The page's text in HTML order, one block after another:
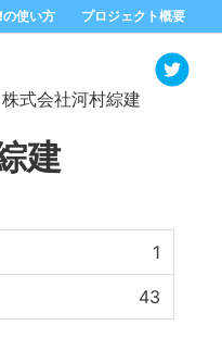
使い方 プロジェクト概要
株式会社河村綜建
建
1
43